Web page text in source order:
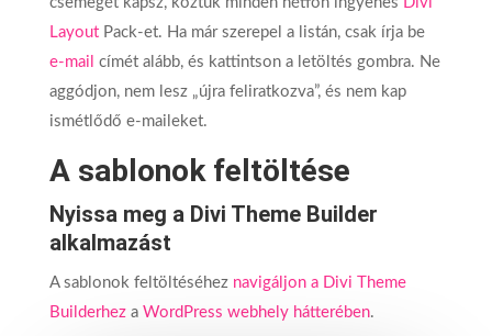
LayoutPack-et. Ha már szerepel a listán, csak írja be
e-mail címét alább, és kattintson a letöltés gombra. Ne
aggódjon, nem lesz „újra feliratkozva”, és nem kap
ismétlődő e-maileket.
A sablonok feltöltése
Nyissa meg a Divi Theme Builder
alkalmazást
A sablonok feltöltéséhez navigáljon a Divi Theme
Builderheza WordPress webhely hátterében.